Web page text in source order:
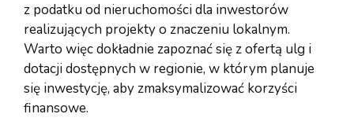
z podatku od nieruchomości dla inwestorów
realizujących projekty o znaczeniu lokalnym.
Warto więc dokładnie zapoznać się z ofertą ulg i
dotacji dostępnych w regionie, w którym planuje
się inwestycję, aby zmaksymalizować korzyści
finansowe.